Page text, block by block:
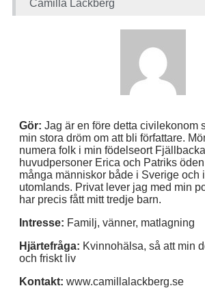
Camilla Läckberg
Gör: Jag är en före detta civilekonom
min stora dröm om att bli författare.
numera folk i min födelseort
huvudpersoner Erica och Patriks
många människor både i Sverige och
utomlands. Privat lever jag med min
har precis fått mitt tredje barn.
Intresse: Familj, vänner, matlagning
Hjärtefråga: Kvinnohälsa, så att min
och friskt liv
Kontakt: www.camillalackberg.se